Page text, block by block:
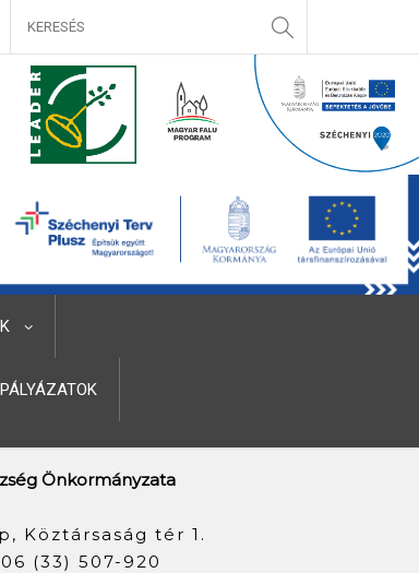
PÁLYÁZATOK
Önkormányzata
Köztársaság tér 1.
(33) 507-920